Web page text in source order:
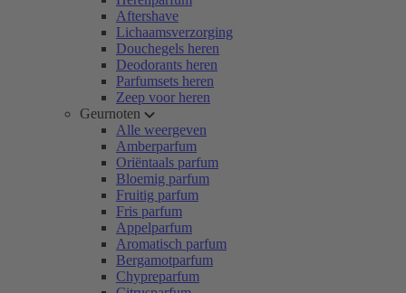
Aftershave
Lichaamsverzorging
Douchegels heren
Deodorants heren
Parfumsets heren
Zeep voor heren
Geurnoten
Alle weergeven
Amberparfum
Oriëntaals parfum
Bloemig parfum
Fruitig parfum
Fris parfum
Appelparfum
Aromatisch parfum
Bergamotparfum
Chypreparfum